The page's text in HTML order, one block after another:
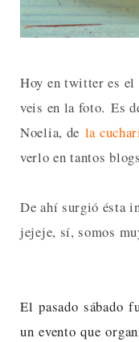
Hoy en twitter es el
veis en la foto. Es
Noelia, de la
verlo en tantos
De ahí surgió ésta
jejeje, sí, somos
El pasado sábado
un evento que